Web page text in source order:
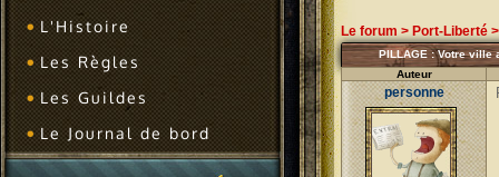
L'Histoire
Les Règles
Les Guildes
Le Journal de bord
Le forum > Port-Liberté
PILLAGE : Votre ville
Auteur
personne